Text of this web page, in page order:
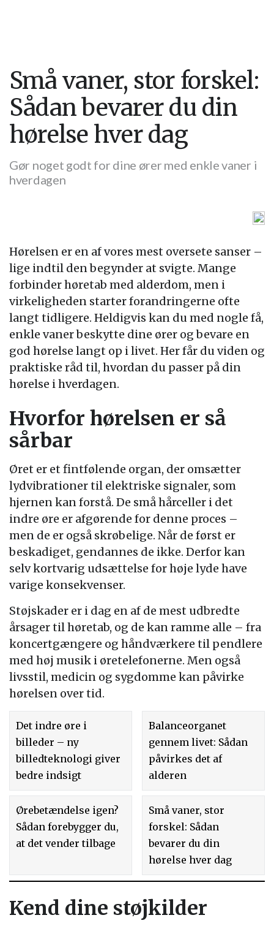
Små vaner, stor forskel:
Sådan bevarer du din
hørelse hver dag
Gør noget godt for dine ører med enkle vaner i
hverdagen
Hørelsen er en af vores mest oversete sanser –
lige indtil den begynder at svigte. Mange
forbinder høretab med alderdom, men i
virkeligheden starter forandringerne ofte
langt tidligere. Heldigvis kan du med nogle få,
enkle vaner beskytte dine ører og bevare en
god hørelse langt op i livet. Her får du viden og
praktiske råd til, hvordan du passer på din
hørelse i hverdagen.
Hvorfor hørelsen er så
sårbar
Øret er et fintfølende organ, der omsætter
lydvibrationer til elektriske signaler, som
hjernen kan forstå. De små hårceller i det
indre øre er afgørende for denne proces –
men de er også skrøbelige. Når de først er
beskadiget, gendannes de ikke. Derfor kan
selv kortvarig udsættelse for høje lyde have
varige konsekvenser.
Støjskader er i dag en af de mest udbredte
årsager til høretab, og de kan ramme alle – fra
koncertgængere og håndværkere til pendlere
med høj musik i øretelefonerne. Men også
livsstil, medicin og sygdomme kan påvirke
hørelsen over tid.
Det indre øre i
billeder – ny
billedteknologi giver
bedre indsigt
Balanceorganet
gennem livet: Sådan
påvirkes det af
alderen
Ørebetændelse igen?
Sådan forebygger du,
at det vender tilbage
Små vaner, stor
forskel: Sådan
bevarer du din
hørelse hver dag
Kend dine støjkilder